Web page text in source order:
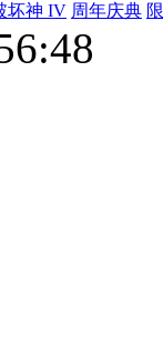
坏神 IV 周年庆典